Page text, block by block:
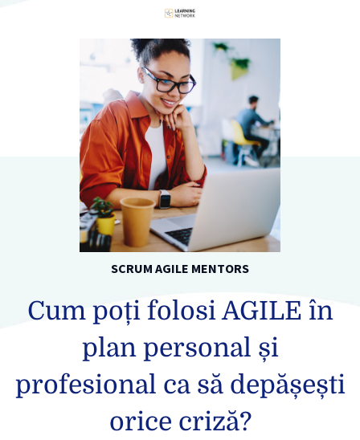
SCRUM AGILE MENTORS
Cum poți folosi AGILE în
plan personal și
profesional ca să depășești
orice criză?